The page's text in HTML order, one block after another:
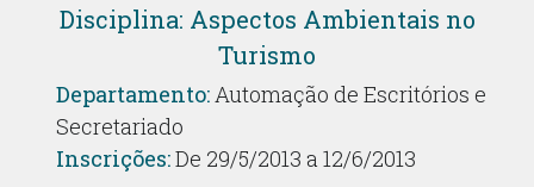
Disciplina: Aspectos Ambientais no
Turismo
Departamento:Automação de Escritórios e
Secretariado
Inscrições:De 29/5/2013 a 12/6/2013